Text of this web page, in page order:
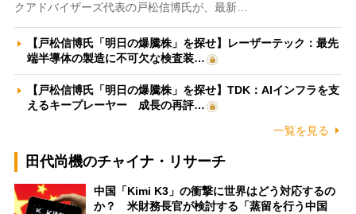
クアドバイザーズ代表の戸松信博氏が、最新…
【戸松信博氏「明日の爆騰株」を探せ】レーザーテック：最先
端半導体の製造に不可欠な検査装…
【戸松信博氏「明日の爆騰株」を探せ】TDK：AIインフラを支
えるキープレーヤー 成長の再評…
一覧を見る
田代尚機のチャイナ・リサーチ
中国「Kimi K3」の衝撃に世界はどう対応するの
か？ 米財務長官が検討する「蒸留を行う中国